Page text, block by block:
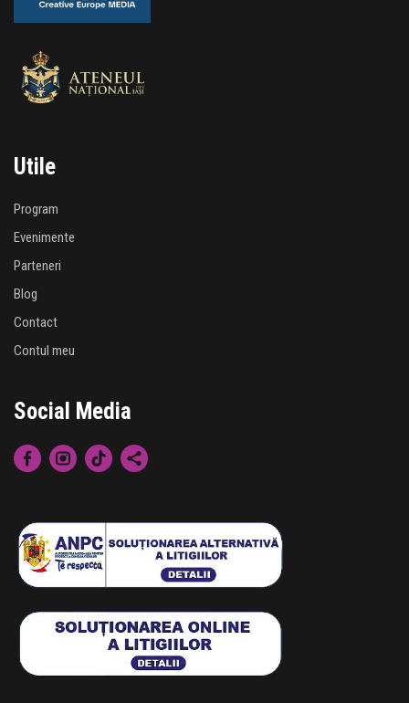
Utile
Program
Evenimente
Parteneri
Blog
Contact
Contul meu
Social Media